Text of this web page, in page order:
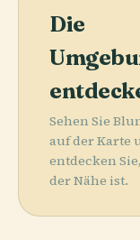
Die
Sehen Sie
auf der Karte
entdecken
der Nähe ist.